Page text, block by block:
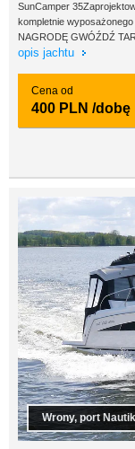
SunCamper
kompletnie
NAGRODĘ GWÓŹDŹ
opis jachtu
Cena od
400 PLN /dobę
Wrony, port